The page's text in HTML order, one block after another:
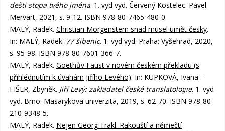
dešti stopa tvého jména. 1. vyd vyd. Červený Kostelec: Pavel
Mervart, 2021, s. 9-12. ISBN 978-80-7465-480-0.
MALÝ, Radek. Christian Morgenstern snad musel umět česky.
In: MALÝ, Radek. 77 šibenic. 1. vyd vyd. Praha: Vyšehrad, 2020,
s. 95-98. ISBN 978-80-7601-366-7.
MALÝ, Radek. Goethův Faust v novém českém překladu (s
přihlédnutím k úvahám Jiřího Levého). In: KUPKOVÁ, Ivana -
FIŠER, Zbyněk. Jiří Levý: zakladatel české translatologie. 1. vyd
vyd. Brno: Masarykova univerzita, 2019, s. 62-70. ISBN 978-80-
210-9348-5.
MALÝ, Radek. Nejen Georg Trakl. Rakouští a němečtí